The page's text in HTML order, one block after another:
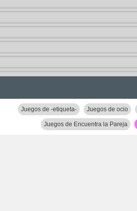
Juegos de -etiqueta- Juegos de ocio
Juegos de Encuentra la Pareja